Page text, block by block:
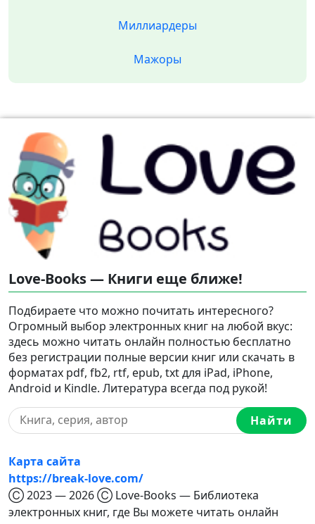
Миллиардеры
Мажоры
Love-Books — Книги еще ближе!
Подбираете что можно почитать интересного?
Огромный выбор электронных книг на любой вкус:
здесь можно читать онлайн полностью бесплатно
без регистрации полные версии книг или скачать в
форматах pdf, fb2, rtf, epub, txt для iPad, iPhone,
Android и Kindle. Литература всегда под рукой!
Найти
Карта сайта
https://break-love.com/
Ⓒ 2023 — 2026 Ⓒ Love-Books — Библиотека
электронных книг, где Вы можете читать онлайн